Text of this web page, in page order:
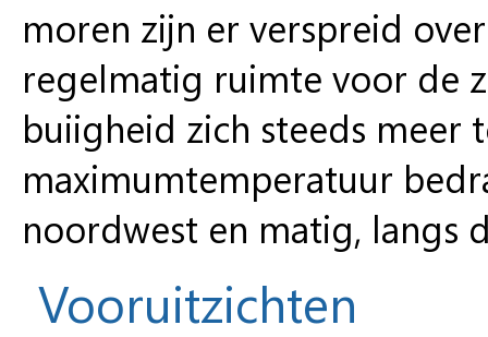
moren zijn er verspreid
regelmatig ruimte voor de
buiigheid zich steeds meer
maximumtemperatuur
noordwest en matig, langs
Vooruitzichten